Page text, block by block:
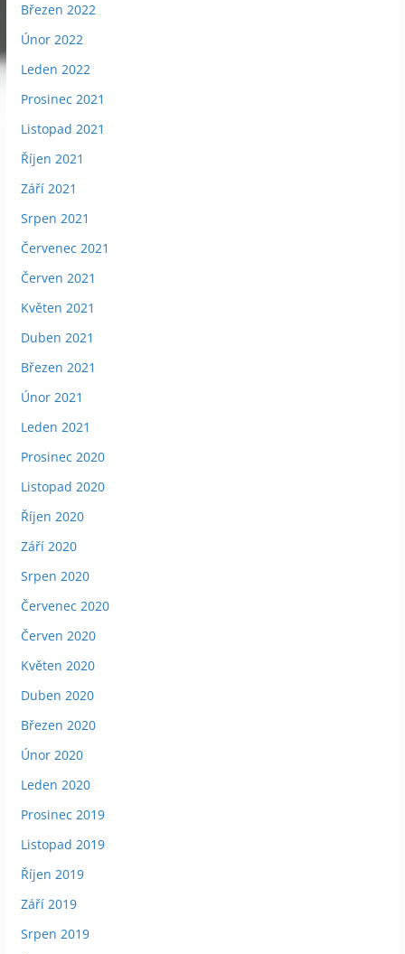
Březen 2022
Únor 2022
Leden 2022
Prosinec 2021
Listopad 2021
Říjen 2021
Září 2021
Srpen 2021
Červenec 2021
Červen 2021
Květen 2021
Duben 2021
Březen 2021
Únor 2021
Leden 2021
Prosinec 2020
Listopad 2020
Říjen 2020
Září 2020
Srpen 2020
Červenec 2020
Červen 2020
Květen 2020
Duben 2020
Březen 2020
Únor 2020
Leden 2020
Prosinec 2019
Listopad 2019
Říjen 2019
Září 2019
Srpen 2019